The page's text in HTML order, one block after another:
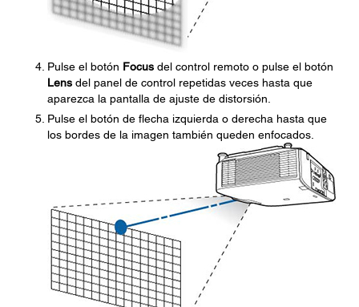
Pulse el botón Focus del control remoto o pulse el botón
Lens del panel de control repetidas veces hasta que
aparezca la pantalla de ajuste de distorsión.
Pulse el botón de flecha izquierda o derecha hasta que
los bordes de la imagen también queden enfocados.